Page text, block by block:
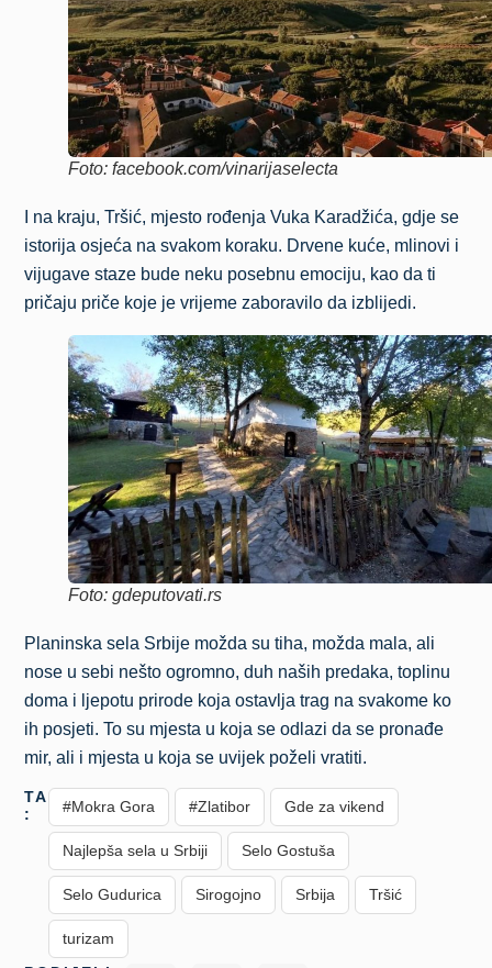
Foto: facebook.com/vinarijaselecta
I na kraju, Tršić, mjesto rođenja Vuka Karadžića, gdje se
istorija osjeća na svakom koraku. Drvene kuće, mlinovi i
vijugave staze bude neku posebnu emociju, kao da ti
pričaju priče koje je vrijeme zaboravilo da izblijedi.
Foto: gdeputovati.rs
Planinska sela Srbije možda su tiha, možda mala, ali
nose u sebi nešto ogromno, duh naših predaka, toplinu
doma i ljepotu prirode koja ostavlja trag na svakome ko
ih posjeti. To su mjesta u koja se odlazi da se pronađe
mir, ali i mjesta u koja se uvijek poželi vratiti.
TAGS
:
#Mokra Gora #Zlatibor Gde za vikend
Najlepša sela u Srbiji Selo Gostuša
Selo Gudurica Sirogojno Srbija Tršić
turizam